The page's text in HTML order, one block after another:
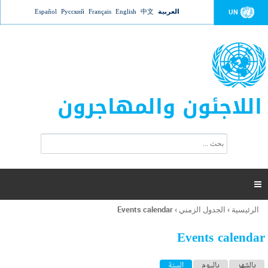
Jump to navigation UN العربية 中文
English
Français
Русский
Español
اللاجئون والمهاجرون
ت
ر
ل
ح
ب

أنت
هنا
الرئيسية › الجدول الزمني ›
Events calendar
Events calendar